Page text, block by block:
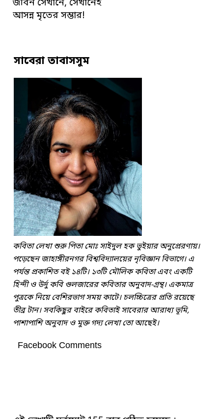
জীবন সেখানে, সেখানেই
আসন্ন মৃতের সম্ভার!
সাবেরা তাবাসসুম
কবিতা লেখা শুরু পিতা মোঃ সাইদুল হক ভুইয়ার অনুপ্রেরণায়।
পড়েছেন জাহাঙ্গীরনগর বিশ্ববিদ্যালয়ের নৃবিজ্ঞান বিভাগে। এ
পর্যন্ত প্রকাশিত বই ১৪টি। ১৩টি মৌলিক কবিতা এবং একটি
হিন্দী ও উর্দু কবি গুলজারের কবিতার অনুবাদ-গ্রন্থ। একমাত্র
পুত্রকে নিয়ে বেশিরভাগ সময় কাটে। চলচ্চিত্রের প্রতি রয়েছে
তীব্র টান। সবকিছু্র বাইরে কবিতাই সাবেরার আরাধ্য ভূমি,
পাশাপাশি অনুবাদ ও মুক্ত গদ্য লেখা তো আছেই।
Facebook Comments